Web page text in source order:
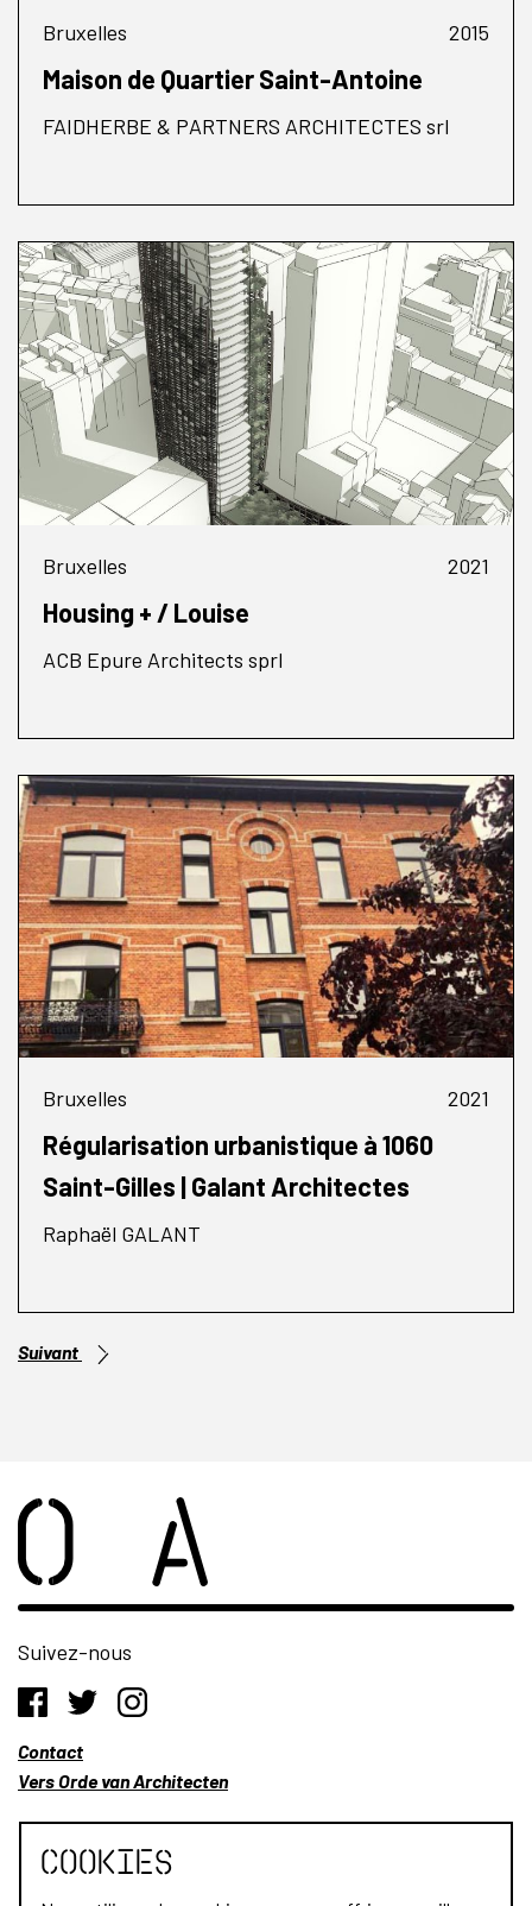
Bruxelles 2015
Maison de Quartier Saint-Antoine
FAIDHERBE & PARTNERS ARCHITECTES srl
Bruxelles 2021
Housing + / Louise
ACB Epure Architects sprl
Bruxelles 2021
Régularisation urbanistique à 1060
Saint-Gilles | Galant Architectes
Raphaël GALANT
Suivant
Suivez-nous
Contact
Vers Orde van Architecten
Cookies